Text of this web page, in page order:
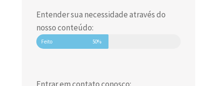
Entender sua necessidade através do
nosso conteúdo:
Feito 50%